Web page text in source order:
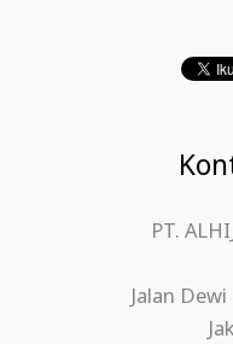
PT.
Jalan